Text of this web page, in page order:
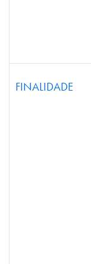
FINALIDADE